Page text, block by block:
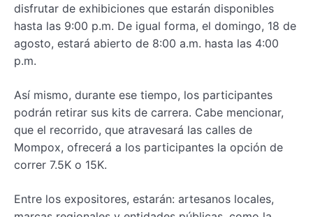
disfrutar de exhibiciones que estarán disponibles
hasta las 9:00 p.m. De igual forma, el domingo, 18 de
agosto, estará abierto de 8:00 a.m. hasta las 4:00
p.m.
Así mismo, durante ese tiempo, los participantes
podrán retirar sus kits de carrera. Cabe mencionar,
que el recorrido, que atravesará las calles de
Mompox, ofrecerá a los participantes la opción de
correr 7.5K o 15K.
Entre los expositores, estarán: artesanos locales,